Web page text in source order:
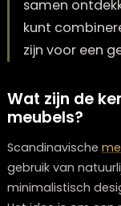
naar een
je bij Lounge
samen
zijn voor een
Wat zijn de
meubels?